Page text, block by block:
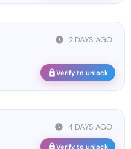
2 DAYS AGO
Verify to unlock
4 DAYS AGO
Verify to unlock